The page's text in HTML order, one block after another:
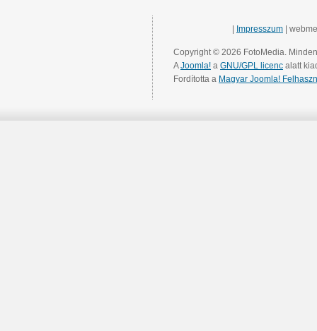
Impresszum |
Copyright © 2026 FotoMedia.
AJoomla! a GNU/GPL licenc alatt
Fordította a Magyar Joomla!